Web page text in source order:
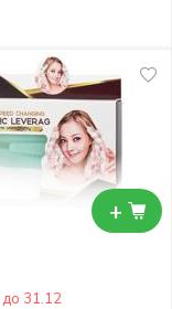
+
до 31.12